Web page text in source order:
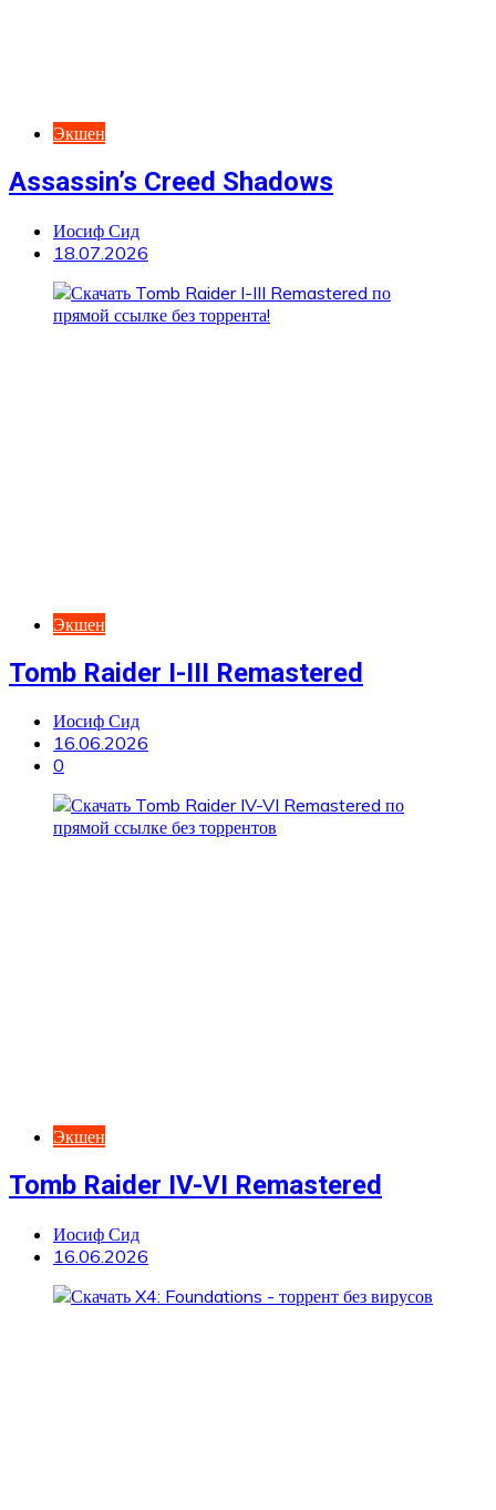
Экшен
Assassin’s Creed Shadows
Иосиф Сид
18.07.2026
Экшен
Tomb Raider I-III Remastered
Иосиф Сид
16.06.2026
0
Экшен
Tomb Raider IV-VI Remastered
Иосиф Сид
16.06.2026